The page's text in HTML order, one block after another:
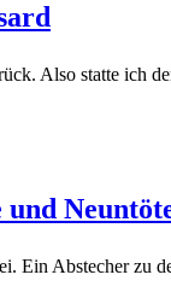
Also statte ich
und
Ein Abstecher zu